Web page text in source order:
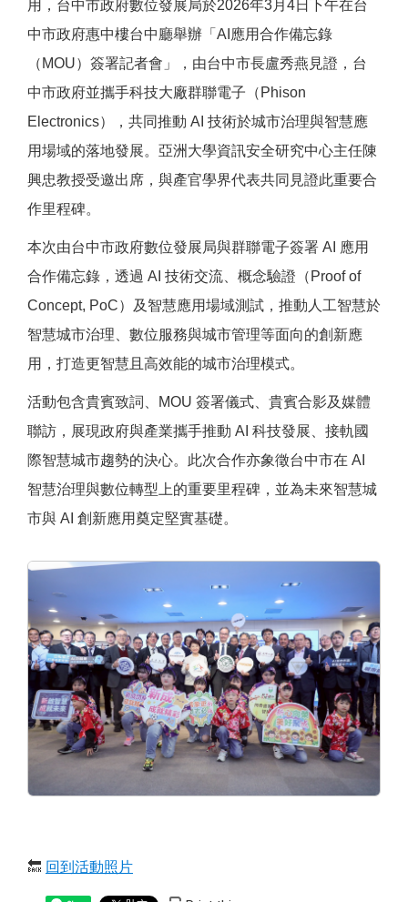
用，台中市政府數位發展局於2026年3月4日下午在台
中市政府惠中樓台中廳舉辦「AI應用合作備忘錄
（MOU）簽署記者會」，由台中市長盧秀燕見證，台
中市政府並攜手科技大廠群聯電子（Phison
Electronics），共同推動 AI 技術於城市治理與智慧應
用場域的落地發展。亞洲大學資訊安全研究中心主任陳
興忠教授受邀出席，與產官學界代表共同見證此重要合
作里程碑。
本次由台中市政府數位發展局與群聯電子簽署 AI 應用
合作備忘錄，透過 AI 技術交流、概念驗證（Proof of
Concept, PoC）及智慧應用場域測試，推動人工智慧於
智慧城市治理、數位服務與城市管理等面向的創新應
用，打造更智慧且高效能的城市治理模式。
活動包含貴賓致詞、MOU 簽署儀式、貴賓合影及媒體
聯訪，展現政府與產業攜手推動 AI 科技發展、接軌國
際智慧城市趨勢的決心。此次合作亦象徵台中市在 AI
智慧治理與數位轉型上的重要里程碑，並為未來智慧城
市與 AI 創新應用奠定堅實基礎。
🔙 回到活動照片